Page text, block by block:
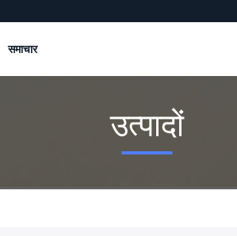
समाचार
उत्पादों